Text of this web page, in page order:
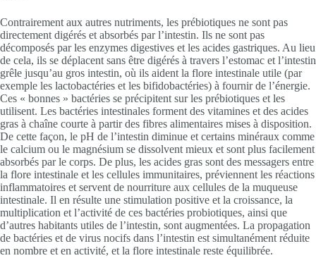
Contrairement aux autres nutriments, les prébiotiques ne sont pas
directement digérés et absorbés par l’intestin. Ils ne sont pas
décomposés par les enzymes digestives et les acides gastriques. Au lieu
de cela, ils se déplacent sans être digérés à travers l’estomac et l’intestin
grêle jusqu’au gros intestin, où ils aident la flore intestinale utile (par
exemple les lactobactéries et les bifidobactéries) à fournir de l’énergie.
Ces « bonnes » bactéries se précipitent sur les prébiotiques et les
utilisent. Les bactéries intestinales forment des vitamines et des acides
gras à chaîne courte à partir des fibres alimentaires mises à disposition.
De cette façon, le pH de l’intestin diminue et certains minéraux comme
le calcium ou le magnésium se dissolvent mieux et sont plus facilement
absorbés par le corps. De plus, les acides gras sont des messagers entre
la flore intestinale et les cellules immunitaires, préviennent les réactions
inflammatoires et servent de nourriture aux cellules de la muqueuse
intestinale. Il en résulte une stimulation positive et la croissance, la
multiplication et l’activité de ces bactéries probiotiques, ainsi que
d’autres habitants utiles de l’intestin, sont augmentées. La propagation
de bactéries et de virus nocifs dans l’intestin est simultanément réduite
en nombre et en activité, et la flore intestinale reste équilibrée.